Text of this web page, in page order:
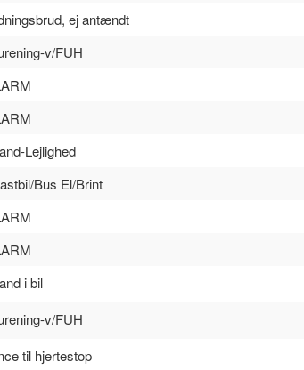
ej antændt
v/FUH
Lejlighed
Bus El/Brint
i bil
v/FUH
til hjertestop